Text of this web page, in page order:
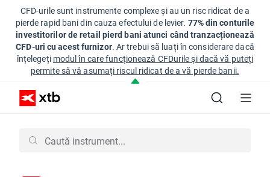
CFD-urile sunt instrumente complexe și au un risc ridicat de a
pierde rapid bani din cauza efectului de levier. 77% din conturile
investitorilor de retail pierd bani atunci când tranzacționează
CFD-uri cu acest furnizor. Ar trebui să luați în considerare dacă
înțelegeți modul în care funcționează CFDurile și dacă vă puteți
permite să vă asumați riscul ridicat de a vă pierde banii.